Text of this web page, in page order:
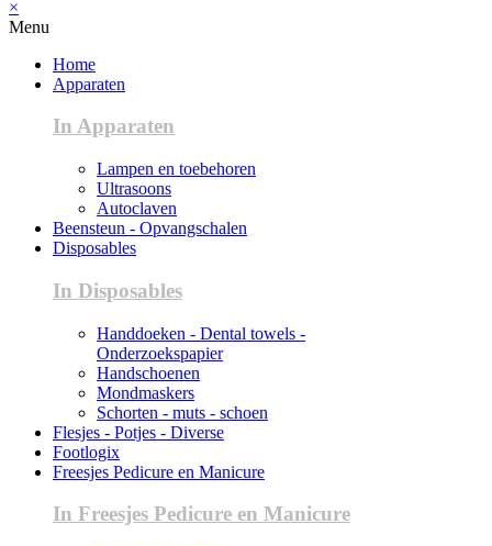
×
Menu
Home
Apparaten
In Apparaten
Lampen en toebehoren
Ultrasoons
Autoclaven
Beensteun - Opvangschalen
Disposables
In Disposables
Handdoeken - Dental towels -
Onderzoekspapier
Handschoenen
Mondmaskers
Schorten - muts - schoen
Flesjes - Potjes - Diverse
Footlogix
Freesjes Pedicure en Manicure
In Freesjes Pedicure en Manicure